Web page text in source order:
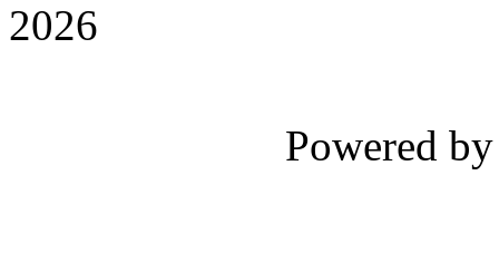
2026
Powered